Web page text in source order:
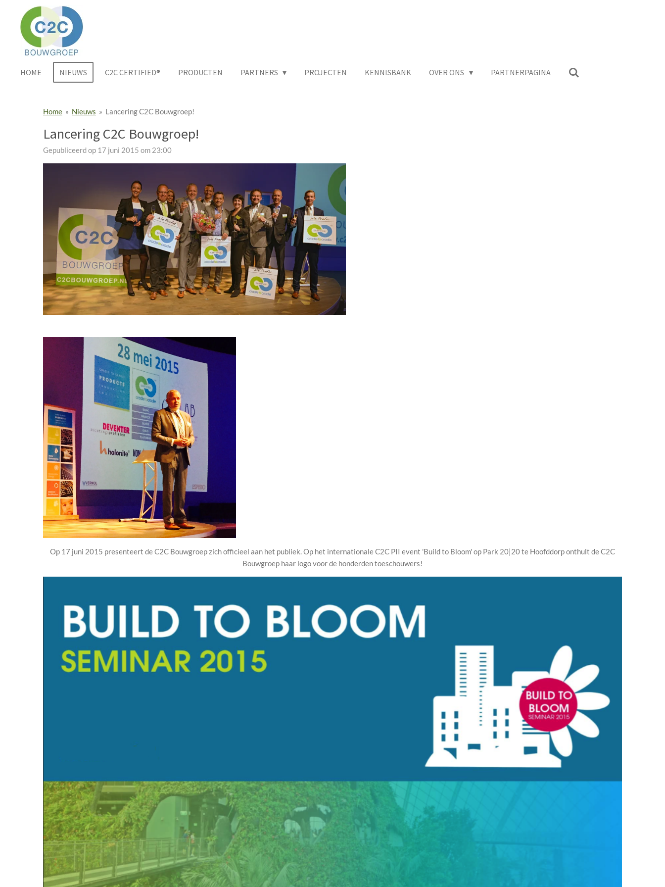
direct
hoofdinhoud
HOME NIEUWS C2C CERTIFIED® PRODUCTEN PARTNERS PROJECTEN KENNISBANK OVER ONS PARTNERPAGINA
Home » Nieuws » Lancering C2C Bouwgroep!
Lancering C2C Bouwgroep!
Gepubliceerd op 17 juni 2015 om 23:00
Op 17 juni 2015 presenteert de C2C Bouwgroep zich officieel aan het publiek. Op het internationale C2C PII event 'Build to Bloom' op Park 20|20 te Hoofddorp onthult de C2C
Bouwgroep haar logo voor de honderden toeschouwers!